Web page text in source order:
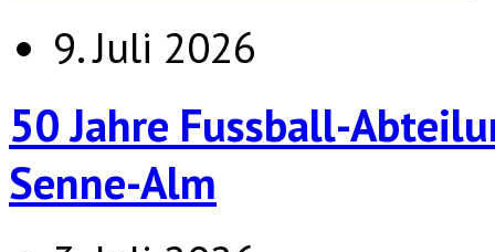
9. Juli 2026
50 Jahre Fussball-
Senne-Alm